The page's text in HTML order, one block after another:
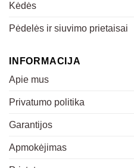
Kėdės
Pėdelės ir siuvimo prietaisai
INFORMACIJA
Apie mus
Privatumo politika
Garantijos
Apmokėjimas